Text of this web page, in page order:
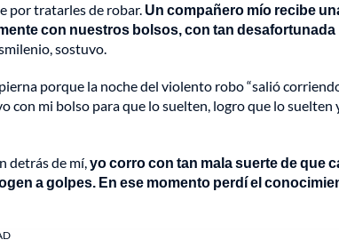
por tratarles de robar. Un compañero mío recibe
con nuestros bolsos, con tan desafortunada
sostuvo.
porque la noche del violento robo “salió
con mi bolso para que lo suelten, logro que lo suelten
detrás de mí,yo corro con tan mala suerte de que
a golpes. En ese momento perdí el